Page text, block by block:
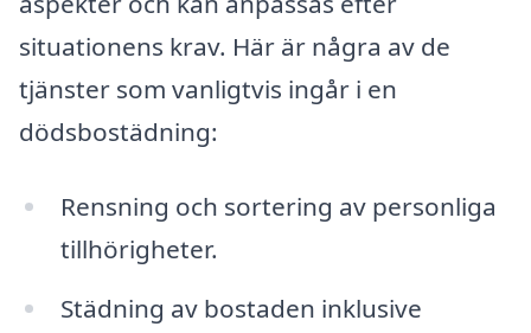
situationens krav. Här är några av de
tjänster som vanligtvis ingår i en
dödsbostädning:
Rensning och sortering av personliga
tillhörigheter.
Städning av bostaden inklusive